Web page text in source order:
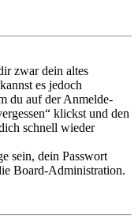
zwar dein altes
es jedoch
du auf der Anmelde-
klickst und den
schnell wieder
sein, dein Passwort
Board-Administration.